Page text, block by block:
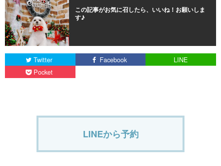
この記事がお気に召したら、いいね！お願いしま
す♪
Twitter Facebook
LINE
Pocket
LINEから予約